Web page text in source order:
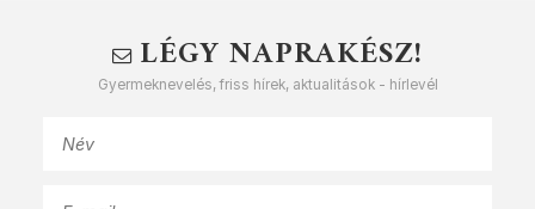
LÉGY NAPRAKÉSZ!
Gyermeknevelés, friss hírek, aktualitások - hírlevél